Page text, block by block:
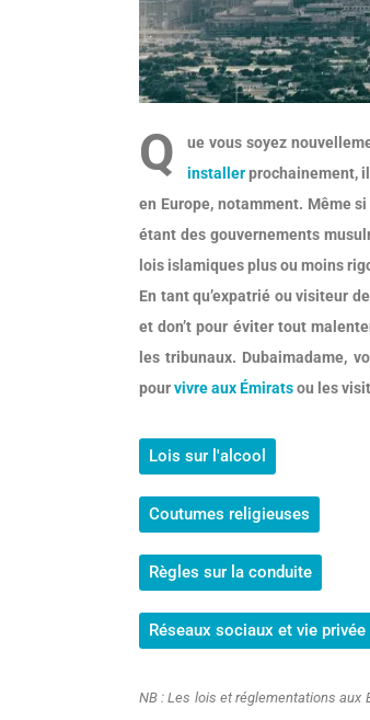
Q ue vous soyez
installerprochainement,
en Europe, notamment. Même
étant des gouvernements
lois islamiques plus ou moins
En tant qu’expatrié ou visiteur
et don’t pour éviter tout
les tribunaux. Dubaimadame,
pourvivre aux Émiratsou les
Lois sur l'alcool
Coutumes religieuses
Règles sur la conduite
Réseaux sociaux et vie privée
NB : Les lois et réglementations aux